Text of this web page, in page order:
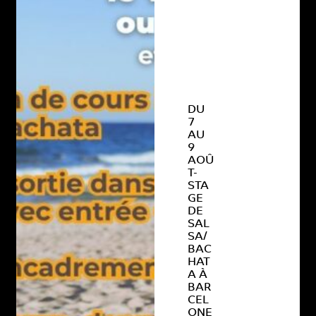
DU
7
AU
9
AOÛ
T-
STA
GE
DE
SAL
SA/
BAC
HAT
A À
BAR
CEL
ONE